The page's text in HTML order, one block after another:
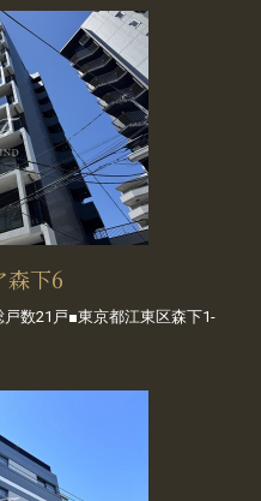
森下6
数21戸■東京都江東区森下1-